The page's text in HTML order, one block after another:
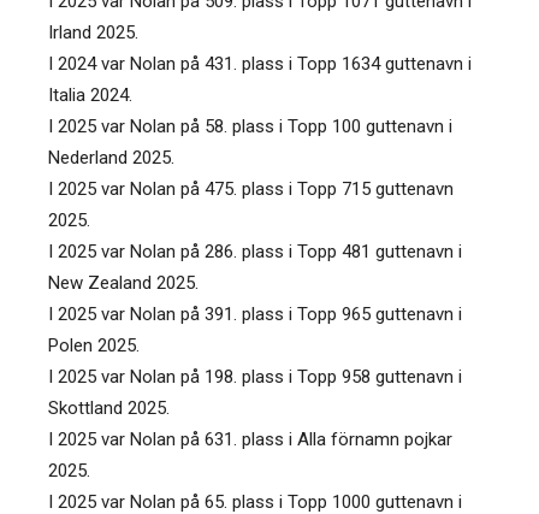
Irland 2025.
I 2024 var Nolan på 431. plass i Topp 1634 guttenavn i
Italia 2024.
I 2025 var Nolan på 58. plass i Topp 100 guttenavn i
Nederland 2025.
I 2025 var Nolan på 475. plass i Topp 715 guttenavn
2025.
I 2025 var Nolan på 286. plass i Topp 481 guttenavn i
New Zealand 2025.
I 2025 var Nolan på 391. plass i Topp 965 guttenavn i
Polen 2025.
I 2025 var Nolan på 198. plass i Topp 958 guttenavn i
Skottland 2025.
I 2025 var Nolan på 631. plass i Alla förnamn pojkar
2025.
I 2025 var Nolan på 65. plass i Topp 1000 guttenavn i